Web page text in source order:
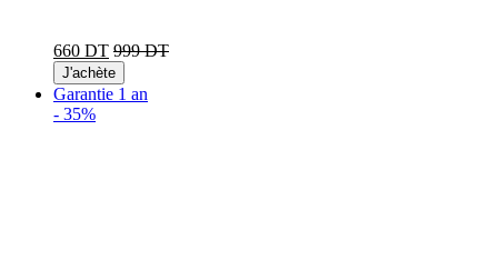
660 DT 999 DT
J'achète
Garantie 1 an
- 35%